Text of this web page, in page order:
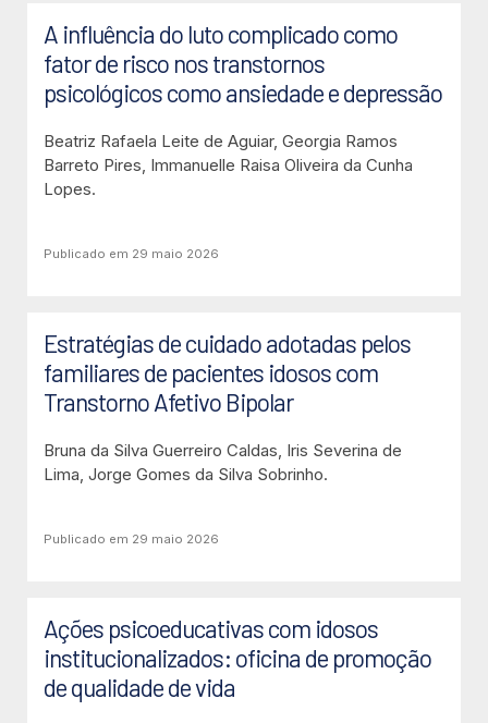
A influência do luto complicado como
fator de risco nos transtornos
psicológicos como ansiedade e depressão
Beatriz Rafaela Leite de Aguiar, Georgia Ramos
Barreto Pires, Immanuelle Raisa Oliveira da Cunha
Lopes.
Publicado em 29 maio 2026
Estratégias de cuidado adotadas pelos
familiares de pacientes idosos com
Transtorno Afetivo Bipolar
Bruna da Silva Guerreiro Caldas, Iris Severina de
Lima, Jorge Gomes da Silva Sobrinho.
Publicado em 29 maio 2026
Ações psicoeducativas com idosos
institucionalizados: oficina de promoção
de qualidade de vida